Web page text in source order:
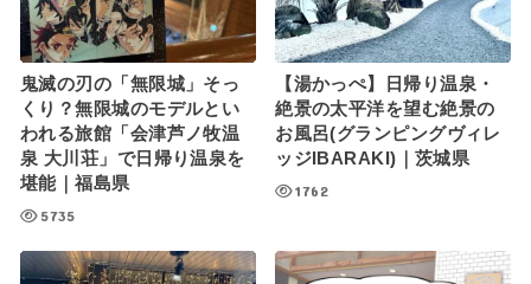
鬼滅の刃の「無限城」そっ
くり？無限城のモデルとい
われる旅館「会津芦ノ牧温
泉 大川荘」で日帰り温泉を
堪能｜福島県
5735
【湯かっぺ】日帰り温泉・
絶景の太平洋を望む絶景の
お風呂(グランピングヴィレ
ッジIBARAKI)｜茨城県
1762